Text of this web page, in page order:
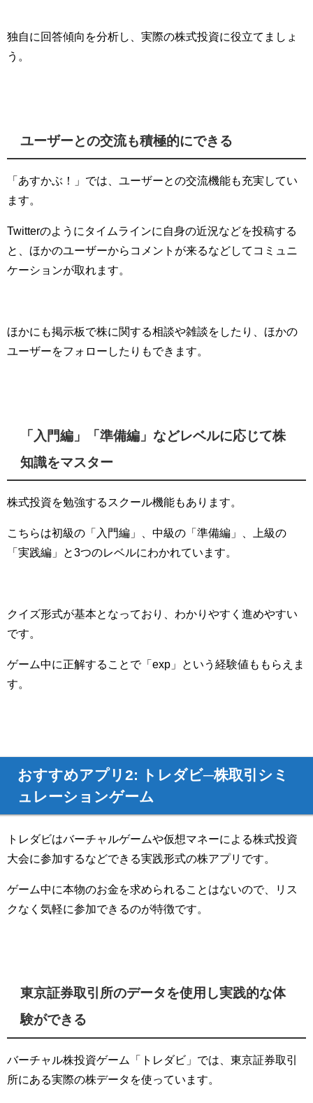
独自に回答傾向を分析し、実際の株式投資に役立てましょ
う。
ユーザーとの交流も積極的にできる
「あすかぶ！」では、ユーザーとの交流機能も充実してい
ます。
Twitterのようにタイムラインに自身の近況などを投稿する
と、ほかのユーザーからコメントが来るなどしてコミュニ
ケーションが取れます。
ほかにも掲示板で株に関する相談や雑談をしたり、ほかの
ユーザーをフォローしたりもできます。
「入門編」「準備編」などレベルに応じて株
知識をマスター
株式投資を勉強するスクール機能もあります。
こちらは初級の「入門編」、中級の「準備編」、上級の
「実践編」と3つのレベルにわかれています。
クイズ形式が基本となっており、わかりやすく進めやすい
です。
ゲーム中に正解することで「exp」という経験値ももらえま
す。
おすすめアプリ2: トレダビ─株取引シミ
ュレーションゲーム
トレダビはバーチャルゲームや仮想マネーによる株式投資
大会に参加するなどできる実践形式の株アプリです。
ゲーム中に本物のお金を求められることはないので、リス
クなく気軽に参加できるのが特徴です。
東京証券取引所のデータを使用し実践的な体
験ができる
バーチャル株投資ゲーム「トレダビ」では、東京証券取引
所にある実際の株データを使っています。